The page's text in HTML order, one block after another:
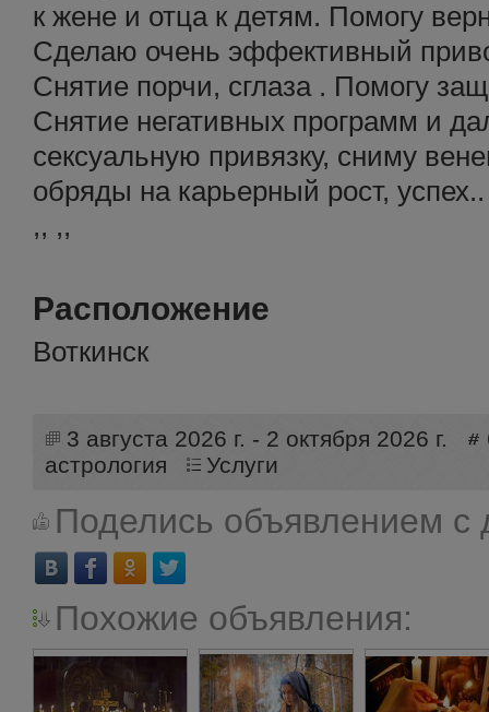
к жене и отца к детям. Помогу
Сделаю очень эффективный
Снятие порчи, сглаза . Помогу
Снятие негативных программ и
сексуальную привязку, сниму
обряды на карьерный рост,
,, ,,
Расположение
Воткинск
3 августа 2026 г. - 2 октября 2026 г.
астрология
Услуги
Поделись объявлением с
Похожие объявления: